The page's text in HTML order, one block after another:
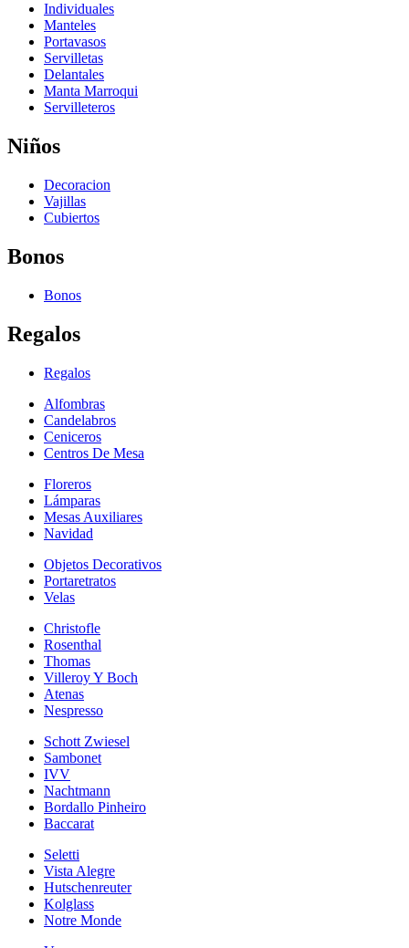
Individuales
Manteles
Portavasos
Servilletas
Delantales
Manta Marroqui
Servilleteros
Niños
Decoracion
Vajillas
Cubiertos
Bonos
Bonos
Regalos
Regalos
Alfombras
Candelabros
Ceniceros
Centros De Mesa
Floreros
Lámparas
Mesas Auxiliares
Navidad
Objetos Decorativos
Portaretratos
Velas
Christofle
Rosenthal
Thomas
Villeroy Y Boch
Atenas
Nespresso
Schott Zwiesel
Sambonet
IVV
Nachtmann
Bordallo Pinheiro
Baccarat
Seletti
Vista Alegre
Hutschenreuter
Kolglass
Notre Monde